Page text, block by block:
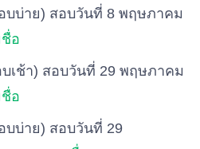
บ่าย) สอบวันที่ 8 พฤษภาคม
อ
เช้า) สอบวันที่ 29 พฤษภาคม
อ
บ่าย) สอบวันที่ 29